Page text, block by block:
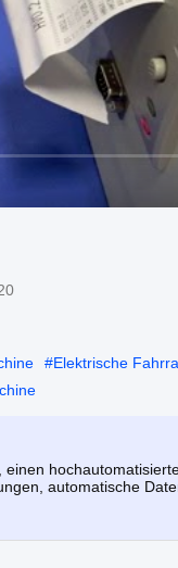
#Elektrische
automatische